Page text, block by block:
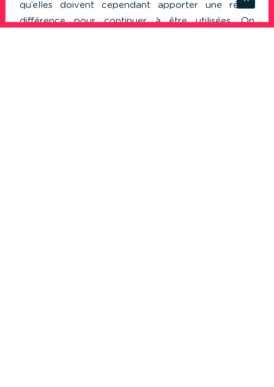
qu’elles doivent cependant apporter une réelle
différence pour continuer à être utilisées. On